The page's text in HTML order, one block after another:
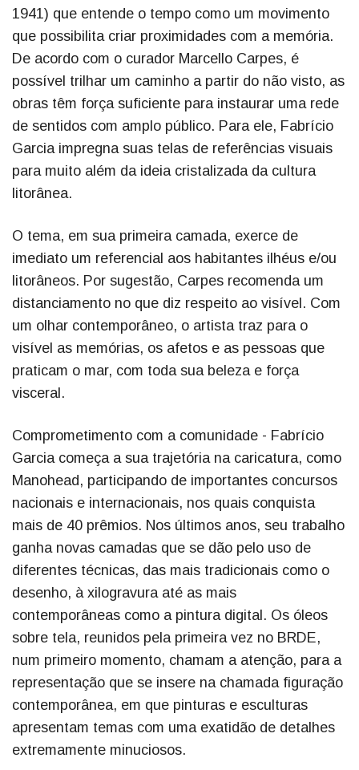
1941) que entende o tempo como um movimento
que possibilita criar proximidades com a memória.
De acordo com o curador Marcello Carpes, é
possível trilhar um caminho a partir do não visto, as
obras têm força suficiente para instaurar uma rede
de sentidos com amplo público. Para ele, Fabrício
Garcia impregna suas telas de referências visuais
para muito além da ideia cristalizada da cultura
litorânea.
O tema, em sua primeira camada, exerce de
imediato um referencial aos habitantes ilhéus e/ou
litorâneos. Por sugestão, Carpes recomenda um
distanciamento no que diz respeito ao visível. Com
um olhar contemporâneo, o artista traz para o
visível as memórias, os afetos e as pessoas que
praticam o mar, com toda sua beleza e força
visceral.
Comprometimento com a comunidade - Fabrício
Garcia começa a sua trajetória na caricatura, como
Manohead, participando de importantes concursos
nacionais e internacionais, nos quais conquista
mais de 40 prêmios. Nos últimos anos, seu trabalho
ganha novas camadas que se dão pelo uso de
diferentes técnicas, das mais tradicionais como o
desenho, à xilogravura até as mais
contemporâneas como a pintura digital. Os óleos
sobre tela, reunidos pela primeira vez no BRDE,
num primeiro momento, chamam a atenção, para a
representação que se insere na chamada figuração
contemporânea, em que pinturas e esculturas
apresentam temas com uma exatidão de detalhes
extremamente minuciosos.